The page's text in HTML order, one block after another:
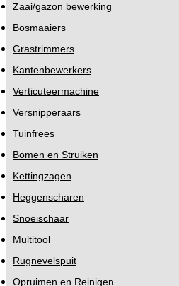
Zaai/gazon bewerking
Bosmaaiers
Grastrimmers
Kantenbewerkers
Verticuteermachine
Versnipperaars
Tuinfrees
Bomen en Struiken
Kettingzagen
Heggenscharen
Snoeischaar
Multitool
Rugnevelspuit
Opruimen en Reinigen